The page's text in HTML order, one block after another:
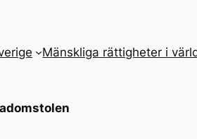
Mänskliga rättigheter i